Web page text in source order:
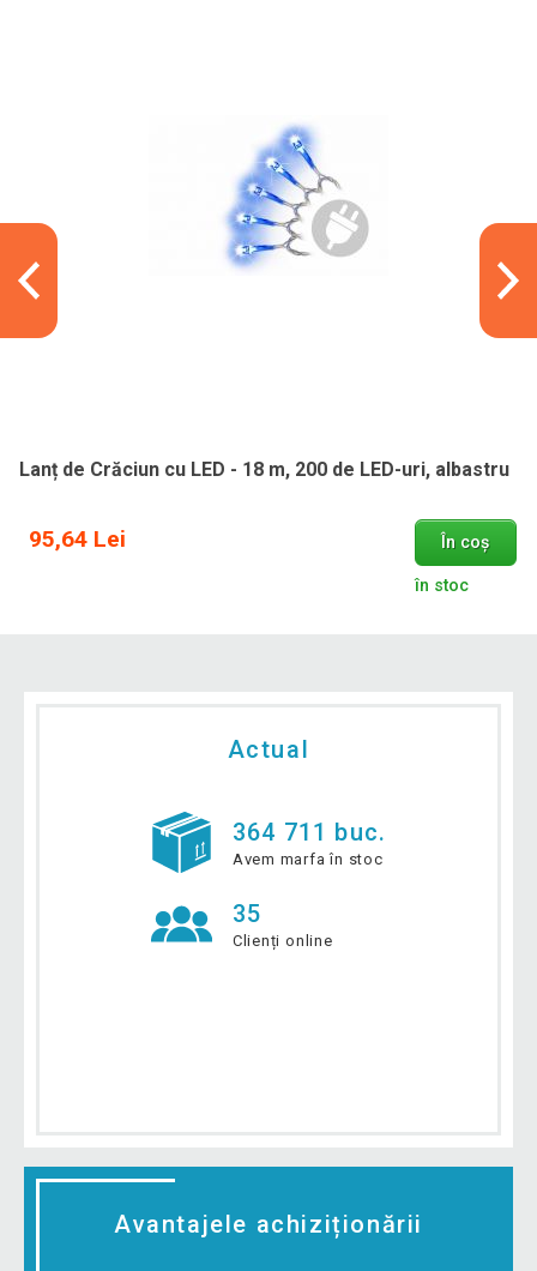
Lanț de Crăciun cu LED - 18 m, 200 de LED-uri, albastru
95,64 Lei În coș
în stoc
Actual
364 711 buc.
Avem marfa în stoc
35
Clienți online
Avantajele achiziționării